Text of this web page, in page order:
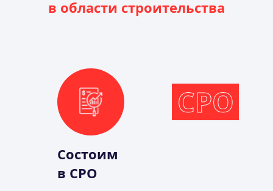
в области строительства
СРО
Состоим
в СРО